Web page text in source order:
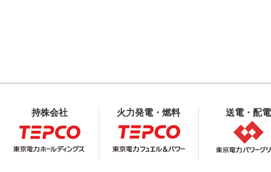
持株会社 火力発電・燃料 送電・配電